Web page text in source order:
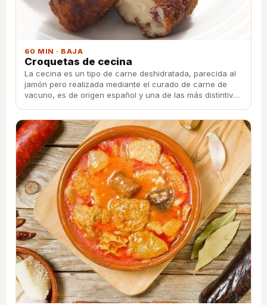
60 MIN · BAJA
Croquetas de cecina
La cecina es un tipo de carne deshidratada, parecida al
jamón pero realizada mediante el curado de carne de
vacuno, es de origen español y una de las más distintivas
clases pero son menos conocidas como pueden ser las
de equino, de chivo, de conejo, buey o liebre, estas
últimas no son muy consumida y no están muy
comercializadas. La cecina tiene muchas propiedades
nutricionales y es rica en hierro, fósforo, calcio, potasio,
sodio o magnesio. Es uno de los alimentos estrella para
los deportistas por su alto aporte en proteínas de alto
valor biológico y bajo en grasas. Las proteínas que
contiene van directas a los músculos y por eso es ideal
para los deportistas, para dietas, además de ser rico en
vitamina A y vitaminas de tipo B. Lo mejor es comprar
únicamente lo que se vaya a consumir y que no quede
de un día para otro. Para consumirla y saborearla con
todo su sabor lo mejor es sacar de la nevera y retirar del
envase y ponerla en un plato unos 20 minutos a
temperatura ambiente antes de ser consumida o para
preparar estas deliciosas croquetas.